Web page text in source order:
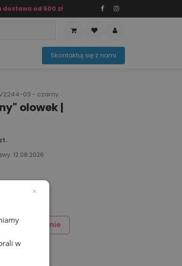
dostawa od 500 zł
OFERTA SEZONOWASko​ntaktuj ​​​​się z nami​​​​
03 - czarny
olowek |
12.08.2026
znakowanie
×
w